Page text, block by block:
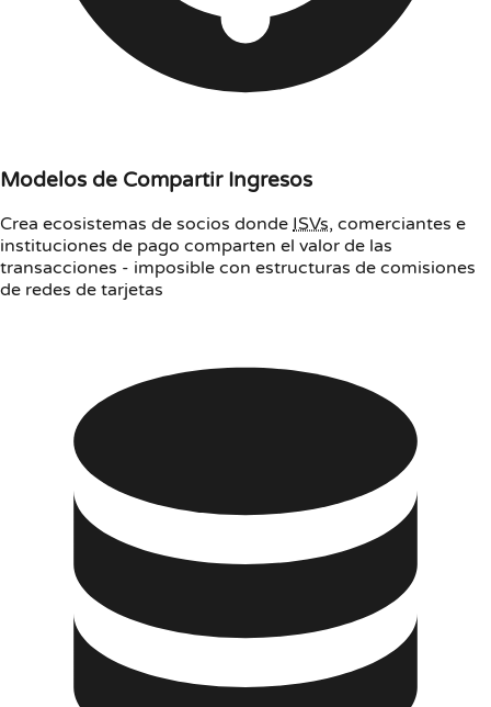
Modelos de Compartir Ingresos
Crea ecosistemas de socios donde ISVs, comerciantes e
instituciones de pago comparten el valor de las
transacciones - imposible con estructuras de comisiones
de redes de tarjetas